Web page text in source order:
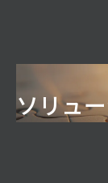
ソリュ